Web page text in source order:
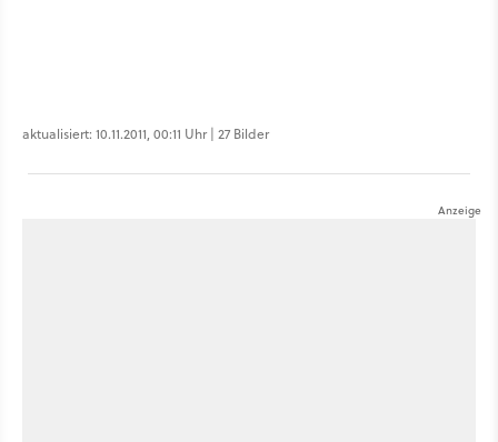
aktualisiert: 10.11.2011, 00:11 Uhr | 27 Bilder